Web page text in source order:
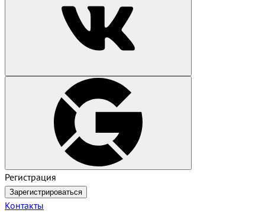
Регистрация
Зарегистрироваться
Контакты